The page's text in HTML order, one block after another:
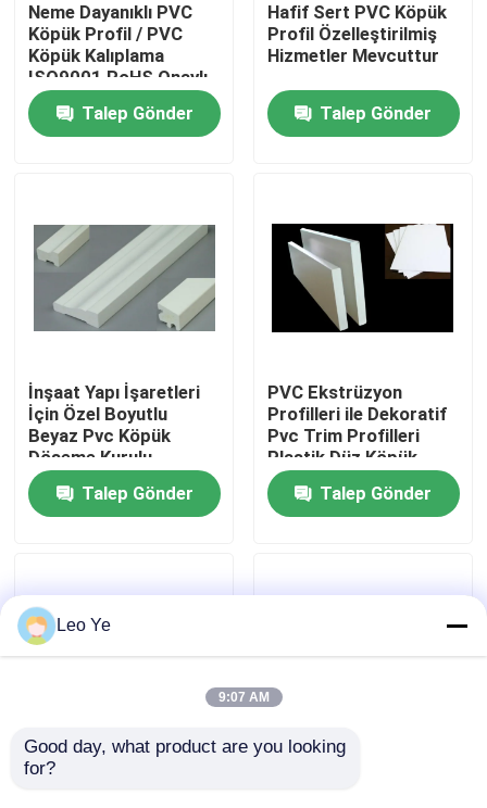
Ürün
Videolar
Hakkımızda
Fabrika turu
Kalite Kontrolü
Bizimle İletişim
Haberler
Neme Dayanıklı PVC
Köpük Profil / PVC
Köpük Kalıplama
ISO9001 RoHS Onaylı
Talep Gönder
Hafif Sert PVC Köpük
Profil Özelleştirilmiş
Hizmetler Mevcuttur
Talep Gönder
İnşaat Yapı İşaretleri
İçin Özel Boyutlu
Beyaz Pvc Köpük
Döşeme Kurulu
Talep Gönder
PVC Ekstrüzyon
Profilleri ile Dekoratif
Pvc Trim Profilleri
Plastik Düz Köpük
Kalıplama
Talep Gönder
Kapı Pencere
Leo Ye
9:07 AM
Good day, what product are you looking
for?